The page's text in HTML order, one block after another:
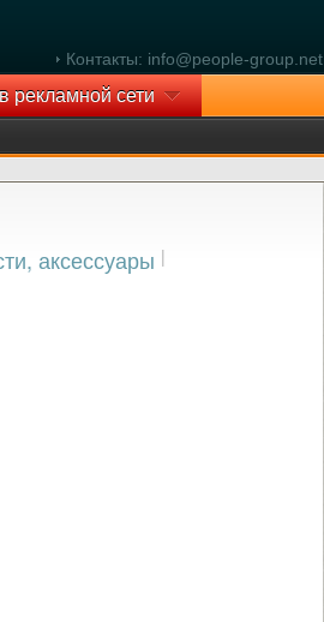
Контакты: info@people-group.net
рекламной сети
аксессуары |